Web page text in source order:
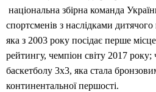
національна збірна команда
спортсменів з наслідками дитячого
яка з 2003 року посідає перше
рейтингу, чемпіон світу 2017 року;
баскетболу 3х3, яка стала
континентальної першості.